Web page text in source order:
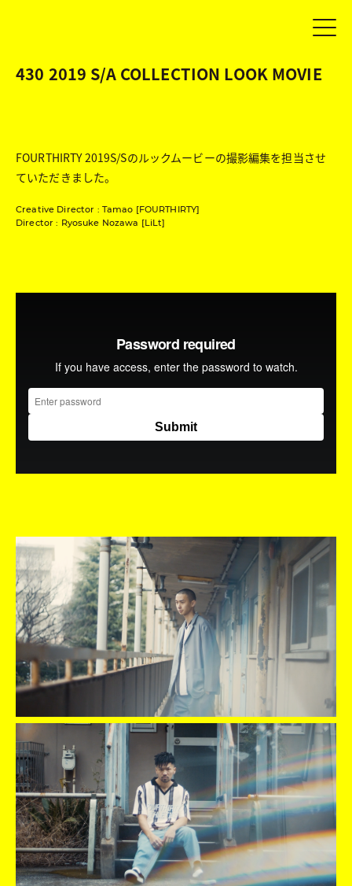
430 2019 S/A COLLECTION LOOK MOVIE
FOURTHIRTY 2019S/Sのルックムービーの撮影編集を担当させ
ていただきました。
Creative Director : Tamao [FOURTHIRTY]
Director : Ryosuke Nozawa [LiLt]